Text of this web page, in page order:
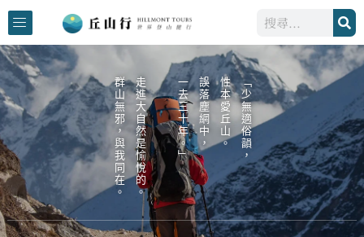
跳
至
主
要
內
容
搜
「少無適俗韻，
性本愛丘山。
誤落塵網中，
一去三十年。」
走進大自然是愉悅的。
群山無邪，與我同在。